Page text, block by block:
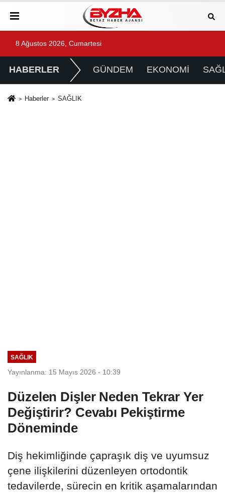
8 Ağustos 2026, Cumartesi
HABERLER GÜNDEM EKONOMİ
Haberler SAĞLIK
SAĞLIK
Yayınlanma: 15 Mayıs 2026 - 10:39
Düzelen Dişler Neden Tekrar Yer
Değiştirir? Cevabı Pekiştirme
Döneminde
Diş hekimliğinde çapraşık diş ve uyumsuz
çene ilişkilerini düzenleyen ortodontik
tedavilerde, sürecin en kritik aşamalarından